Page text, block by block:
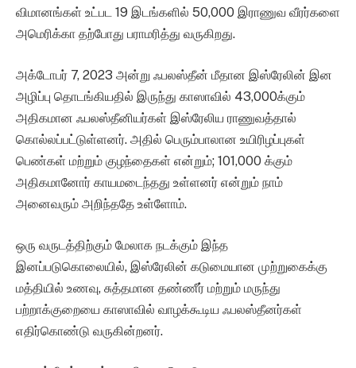
விமானங்கள் உட்பட 19 இடங்களில் 50,000 இராணுவ வீரர்களை
அமெரிக்கா தற்போது பராமரித்து வருகிறது.
அக்டோபர் 7, 2023 அன்று ஃபலஸ்தீன் மீதான இஸ்ரேலின் இன
அழிப்பு தொடங்கியதில் இருந்து காஸாவில் 43,000க்கும்
அதிகமான ஃபலஸ்தீனியர்கள் இஸ்ரேலிய ராணுவத்தால்
கொல்லப்பட்டுள்ளனர். அதில் பெரும்பாலான உயிரிழப்புகள்
பெண்கள் மற்றும் குழந்தைகள் என்றும்; 101,000 க்கும்
அதிகமானோர் காயமடைந்தது உள்ளனர் என்றும் நாம்
அனைவரும் அறிந்ததே உள்ளோம்.
ஒரு வருடத்திற்கும் மேலாக நடக்கும் இந்த
இனப்படுகொலையில், இஸ்ரேலின் கடுமையான முற்றுகைக்கு
மத்தியில் உணவு, சுத்தமான தண்ணீர் மற்றும் மருந்து
பற்றாக்குறையை காஸாவில் வாழக்கூடிய ஃபலஸ்தீனர்கள்
எதிர்கொண்டு வருகின்றனர்.